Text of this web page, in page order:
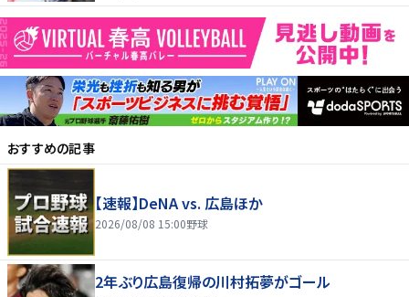
おすすめの記事
【速報】DeNA vs. 広島ほか
2026/08/08 15:00野球
2年ぶり広島復帰の川村拓夢がゴール